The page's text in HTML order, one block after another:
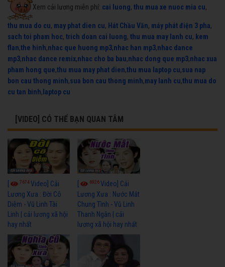
Xem cải lương miễn phí: cai luong, thu mua xe nuoc mia cu,
thu mua do cu, may phat dien cu, Hát Chầu Văn, máy phát điện 3 pha,
sach toi pham hoc, trich doan cai luong, thu mua may lanh cu, kem
flan,the hinh,nhac que huong mp3,nhac han mp3,nhac dance
mp3,nhac dance remix,nhac cho ba bau,nhac dong que mp3,nhac xua
pham hong que,thu mua may phat dien,thu mua laptop cu,sua nap
bon cau thong minh,sua bon cau thong minh,may lanh cu,thu mua do
cu tan binh, laptop cu
[VIDEO] CÓ THỂ BẠN QUAN TÂM
7674Video] Cải
Lương Xưa : Đời Cô
Diễm - Vũ Linh Tài
Linh | cải lương xã hội
hay nhất
6926Video] Cải
Lương Xưa : Nước Mắt
Chung Tình - Vũ Linh
Thanh Ngân | cải
lương xã hội hay nhất